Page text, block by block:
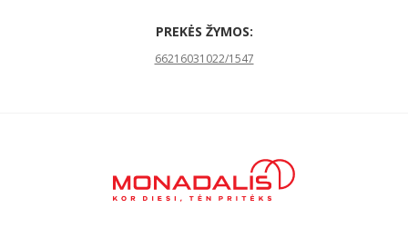
PREKĖS ŽYMOS:
66216031022/1547